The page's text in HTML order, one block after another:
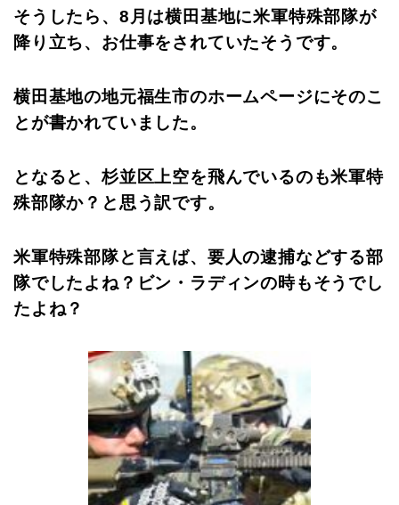
そうしたら、8月は横田基地に米軍特殊部隊が
降り立ち、お仕事をされていたそうです。
横田基地の地元福生市のホームページにそのこ
とが書かれていました。
となると、杉並区上空を飛んでいるのも米軍特
殊部隊か？と思う訳です。
米軍特殊部隊と言えば、要人の逮捕などする部
隊でしたよね？ビン・ラディンの時もそうでし
たよね？